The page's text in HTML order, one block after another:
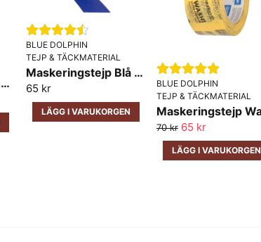
Maskeringstejp Inne för känsliga ytor Anza 25mm x 50m
BLUE DOLPHIN
TEJP & TÄCKMATERIAL
Maskeringstejp Blå Ute och Inne 50m
65 kr
LÄGG I VARUKORGEN
BLUE DOLPHIN
TEJP & TÄCKMATERIAL
70 kr 65 kr
LÄGG I VARUKORGEN